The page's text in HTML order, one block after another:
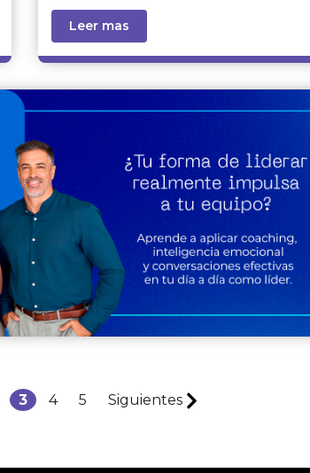
Leer mas
3 4 5 Siguientes